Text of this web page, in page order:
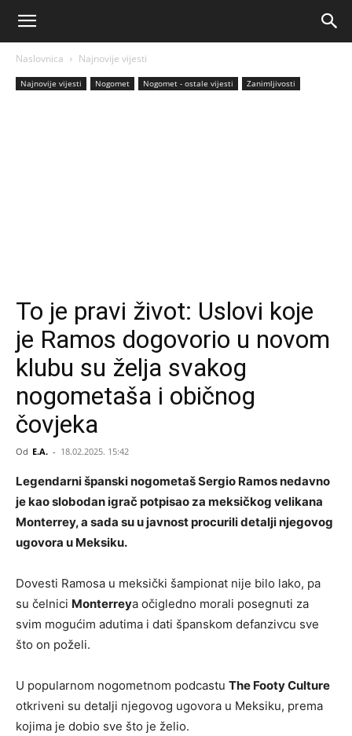
Naslovnica Najnovije vijesti
Najnovije vijesti Nogomet Nogomet - ostale vijesti Zanimljivosti
To je pravi život: Uslovi koje
je Ramos dogovorio u novom
klubu su želja svakog
nogometaša i običnog
čovjeka
Od E.A. - 18.02.2025. 15:42
Legendarni španski nogometaš Sergio Ramos nedavno
je kao slobodan igrač potpisao za meksičkog velikana
Monterrey, a sada su u javnost procurili detalji njegovog
ugovora u Meksiku.
Dovesti Ramosa u meksički šampionat nije bilo lako, pa
su čelnici Monterreya očigledno morali posegnuti za
svim mogućim adutima i dati španskom defanzivcu sve
što on poželi.
U popularnom nogometnom podcastu The Footy Culture
otkriveni su detalji njegovog ugovora u Meksiku, prema
kojima je dobio sve što je želio.